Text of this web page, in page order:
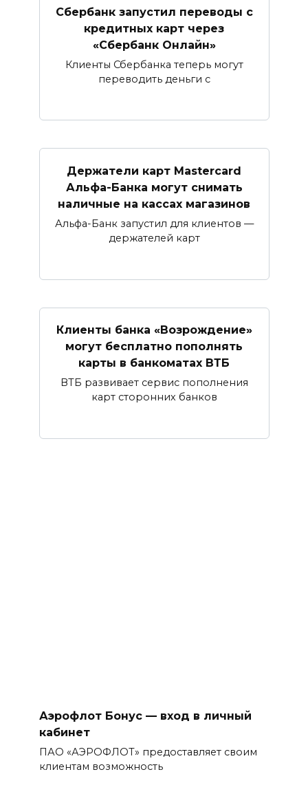
Сбербанк запустил переводы с
кредитных карт через
«Сбербанк Онлайн»​​​​​​​
Клиенты Сбербанка теперь могут
переводить деньги с
Держатели карт Mastercard
Альфа-Банка могут снимать
наличные ​на кассах магазинов​
Альфа-Банк запустил для клиентов —
держателей карт
Клиенты банка «Возрождение»
могут бесплатно пополнять
карты в банкоматах ВТБ
ВТБ развивает сервис пополнения
карт сторонних банков
Аэрофлот Бонус — вход в личный
кабинет
ПАО «АЭРОФЛОТ» предоставляет своим
клиентам возможность